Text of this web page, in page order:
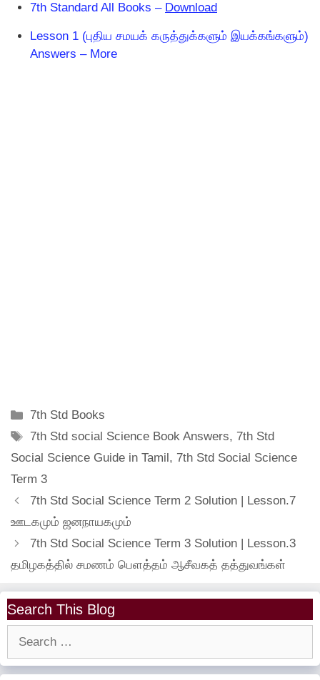
7th Standard All Books – Download
Lesson 1 (புதிய சமயக் கருத்துக்களும் இயக்கங்களும்)
Answers – More
Categories
7th Std Books
Tags
7th Std social Science Book Answers, 7th Std
Social Science Guide in Tamil , 7th Std Social Science
Term 3
7th Std Social Science Term 2 Solution | Lesson.7
ஊடகமும் ஜனநாயகமும்
7th Std Social Science Term 3 Solution | Lesson.3
தமிழகத்தில் சமணம் பெளத்தம் ஆசீவகத் தத்துவங்கள்
Search This Blog